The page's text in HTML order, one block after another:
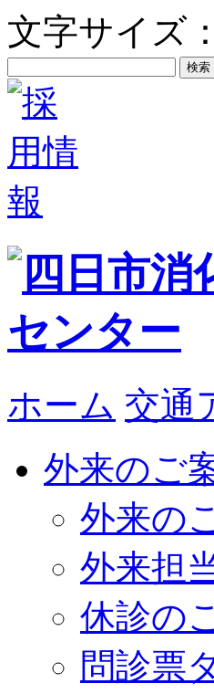
文字サイズ：
ホーム 交通
外来のご
外来の
外来担
休診の
問診票